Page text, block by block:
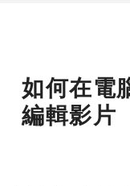
如何在電
編輯影片